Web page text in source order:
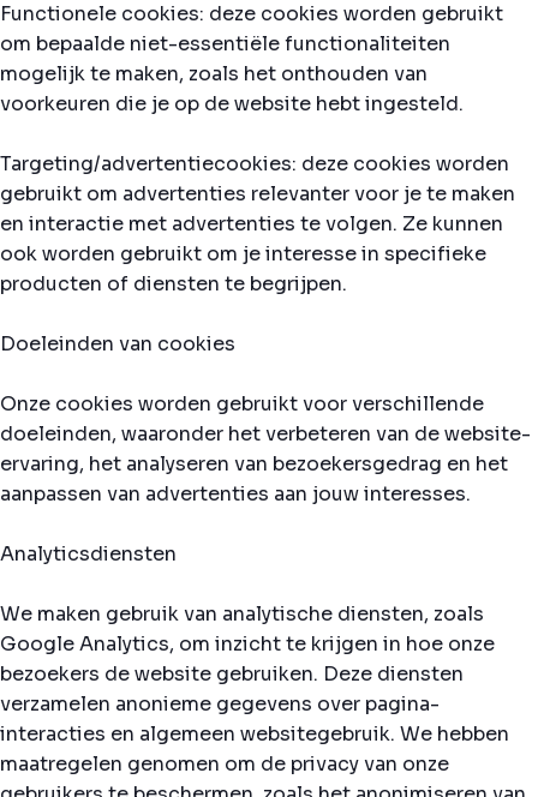
Functionele cookies: deze cookies worden gebruikt
om bepaalde niet-essentiële functionaliteiten
mogelijk te maken, zoals het onthouden van
voorkeuren die je op de website hebt ingesteld.
Targeting/advertentiecookies: deze cookies worden
gebruikt om advertenties relevanter voor je te maken
en interactie met advertenties te volgen. Ze kunnen
ook worden gebruikt om je interesse in specifieke
producten of diensten te begrijpen.
Doeleinden van cookies
Onze cookies worden gebruikt voor verschillende
doeleinden, waaronder het verbeteren van de website-
ervaring, het analyseren van bezoekersgedrag en het
aanpassen van advertenties aan jouw interesses.
Analyticsdiensten
We maken gebruik van analytische diensten, zoals
Google Analytics, om inzicht te krijgen in hoe onze
bezoekers de website gebruiken. Deze diensten
verzamelen anonieme gegevens over pagina-
interacties en algemeen websitegebruik. We hebben
maatregelen genomen om de privacy van onze